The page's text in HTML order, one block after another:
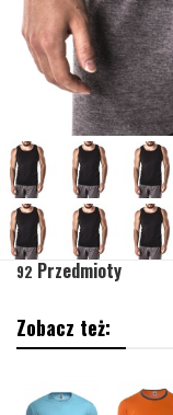
92 Przedmioty
Zobacz też: